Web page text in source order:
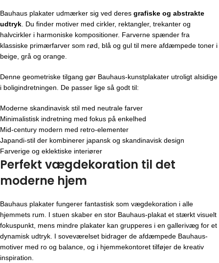
Bauhaus plakater udmærker sig ved deres grafiske og abstrakte
udtryk . Du finder motiver med cirkler, rektangler, trekanter og
halvcirkler i harmoniske kompositioner. Farverne spænder fra
klassiske primærfarver som rød, blå og gul til mere afdæmpede toner i
beige, grå og orange.
Denne geometriske tilgang gør Bauhaus-kunstplakater utroligt alsidige
i boligindretningen. De passer lige så godt til:
Moderne skandinavisk stil med neutrale farver
Minimalistisk indretning med fokus på enkelhed
Mid-century modern med retro-elementer
Japandi-stil der kombinerer japansk og skandinavisk design
Farverige og eklektiske interiører
Perfekt vægdekoration til det
moderne hjem
Bauhaus plakater fungerer fantastisk som vægdekoration i alle
hjemmets rum. I stuen skaber en stor Bauhaus-plakat et stærkt visuelt
fokuspunkt, mens mindre plakater kan grupperes i en gallerivæg for et
dynamisk udtryk. I soveværelset bidrager de afdæmpede Bauhaus-
motiver med ro og balance, og i hjemmekontoret tilføjer de kreativ
inspiration.